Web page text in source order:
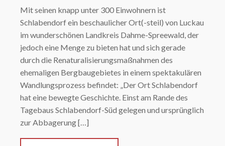
Mit seinen knapp unter 300 Einwohnern ist
Schlabendorf ein beschaulicher Ort(-steil) von Luckau
im wunderschönen Landkreis Dahme-Spreewald, der
jedoch eine Menge zu bieten hat und sich gerade
durch die Renaturalisierungsmaßnahmen des
ehemaligen Bergbaugebietes in einem spektakulären
Wandlungsprozess befindet: „Der Ort Schlabendorf
hat eine bewegte Geschichte. Einst am Rande des
Tagebaus Schlabendorf-Süd gelegen und ursprünglich
zur Abbagerung […]